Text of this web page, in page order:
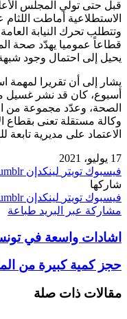
قبل حتى تولي المجلس
الاستطلاعية أماطت
وتتطلب تحرك النيابة
قطاعاً عموميا يهدّد صحة
يحيل إلى احتمال وجود شبهة
يشار إلى أن تقريرا
أسبوع، كان قد نشر غسيل
الصحة، وعدّد مجموعة من
وكالة مستقلة تعنى بقطاع
الاعتماد على مديرية تابعة
17 يوليو، 2021
فيسبوك تويتر لينكدإن
شاركها
فيسبوك تويتر لينكدإن
مشاركة عبر البريد طباعة
اشادات واسعة في
حجز كمية كبيرة من
مقالات ذات صلة